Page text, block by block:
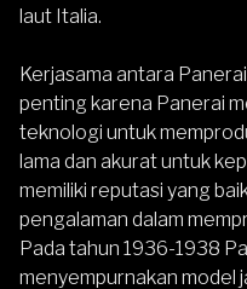
laut Italia.
Kerjasama antara
penting karena Panerai
teknologi untuk
lama dan akurat untuk
memiliki reputasi yang
pengalaman dalam
Pada tahun 1936-1938
menyempurnakan model